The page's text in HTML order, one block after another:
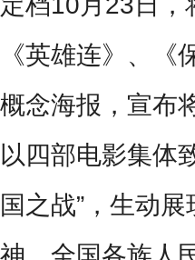
《英雄连》、《
概念海报，宣布
以四部电影集体
国之战”，生动